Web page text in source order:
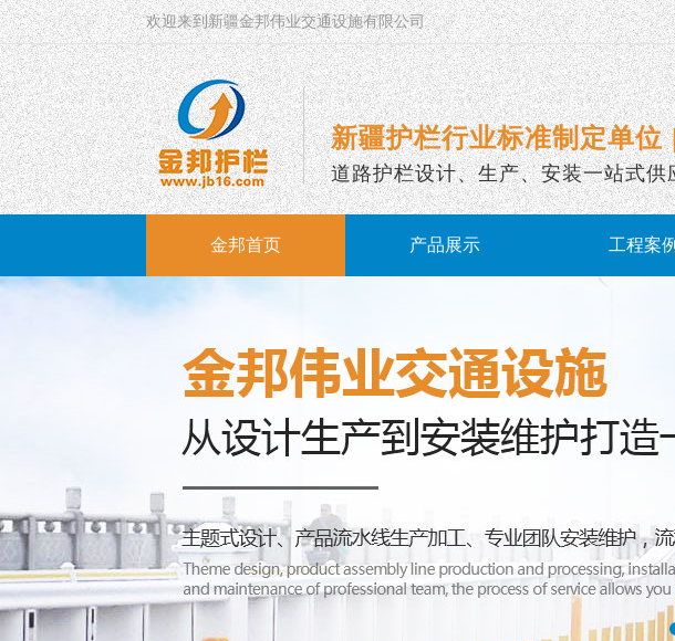
欢迎来到新疆金邦伟业交通设施有限公司
新疆护栏行业标准制定单位
道路护栏设计、生产、安装一站式供
金邦首页 产品展示 工程案例